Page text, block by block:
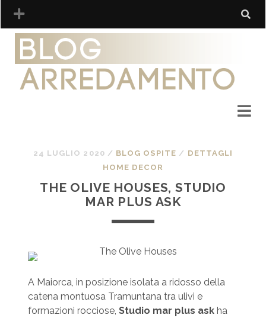
24 LUGLIO 2020 / BLOG OSPITE / DETTAGLI
HOME DECOR
THE OLIVE HOUSES, STUDIO
MAR PLUS ASK
A Maiorca, in posizione isolata a ridosso della
catena montuosa Tramuntana tra ulivi e
formazioni rocciose, Studio mar plus askha